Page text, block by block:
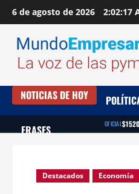
Saltar
al
contenido
6 de agosto de 2026 2:02:18
NOTICIAS DE HOY
FRASES OFICIAL$1520
Destacados Economía